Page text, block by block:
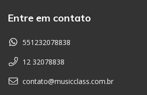
Entre em contato
551232078838
12 32078838
contato@musicclass.com.br